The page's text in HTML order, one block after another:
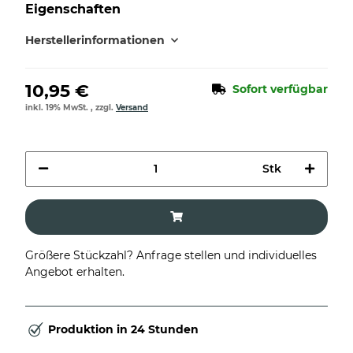
Eigenschaften
Herstellerinformationen
10,95 € Sofort verfügbar
inkl. 19% MwSt. , zzgl. Versand
Stk
Größere Stückzahl? Anfrage stellen und individuelles
Angebot erhalten.
Produktion in 24 Stunden